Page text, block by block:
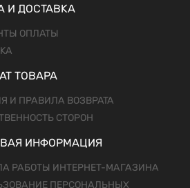
И ДОСТАВКА
ОПЛАТЫ
ТОВАРА
И ПРАВИЛА ВОЗВРАТА
СТОРОН
ИНФОРМАЦИЯ
РАБОТЫ ИНТЕРНЕТ-МАГАЗИНА
ПЕРСОНАЛЬНЫХ